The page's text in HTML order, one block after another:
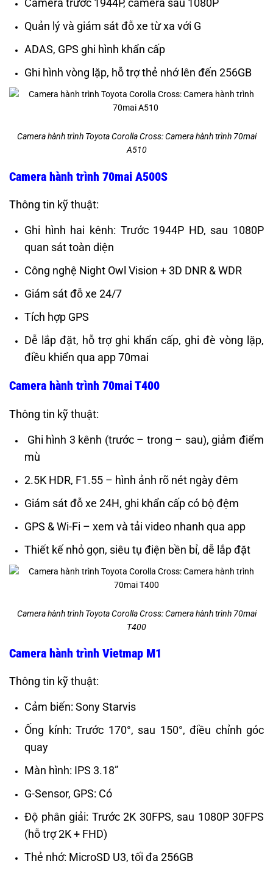
Camera trước 1944P, camera sau 1080P
Quản lý và giám sát đỗ xe từ xa với G
ADAS, GPS ghi hình khẩn cấp
Ghi hình vòng lặp, hỗ trợ thẻ nhớ lên đến 256GB
Camera hành trình Toyota Corolla Cross: Camera hành trình 70mai
A510
Camera hành trình 70mai A500S
Thông tin kỹ thuật:
Ghi hình hai kênh: Trước 1944P HD, sau 1080P
quan sát toàn diện
Công nghệ Night Owl Vision + 3D DNR & WDR
Giám sát đỗ xe 24/7
Tích hợp GPS
Dễ lắp đặt, hỗ trợ ghi khẩn cấp, ghi đè vòng lặp,
điều khiển qua app 70mai
Camera hành trình 70mai T400
Thông tin kỹ thuật:
Ghi hình 3 kênh (trước – trong – sau), giảm điểm
mù
2.5K HDR, F1.55 – hình ảnh rõ nét ngày đêm
Giám sát đỗ xe 24H, ghi khẩn cấp có bộ đệm
GPS & Wi-Fi – xem và tải video nhanh qua app
Thiết kế nhỏ gọn, siêu tụ điện bền bỉ, dễ lắp đặt
Camera hành trình Toyota Corolla Cross: Camera hành trình 70mai
T400
Camera hành trình Vietmap M1
Thông tin kỹ thuật:
Cảm biến: Sony Starvis
Ống kính: Trước 170°, sau 150°, điều chỉnh góc
quay
Màn hình: IPS 3.18”
G-Sensor, GPS: Có
Độ phân giải: Trước 2K 30FPS, sau 1080P 30FPS
(hỗ trợ 2K + FHD)
Thẻ nhớ: MicroSD U3, tối đa 256GB